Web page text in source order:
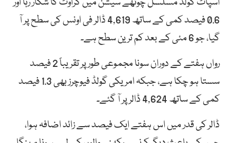
0.6 فیصد کمی کے ساتھ 4,619 ڈالر فی اونس کی سطح پر آ
گیا، جو 6 مئی کے بعد کم ترین سطح ہے۔
رواں ہفتے کے دوران سونا مجموعی طور پر تقریباً 2 فیصد
سستا ہو چکا ہے، جبکہ امریکی گولڈ فیوچرز بھی 1.3 فیصد
کمی کے ساتھ 4,624 ڈالر پر آ گئے۔
ڈالر کی قدر میں اس ہفتے ایک فیصد سے زائد اضافہ ہوا،